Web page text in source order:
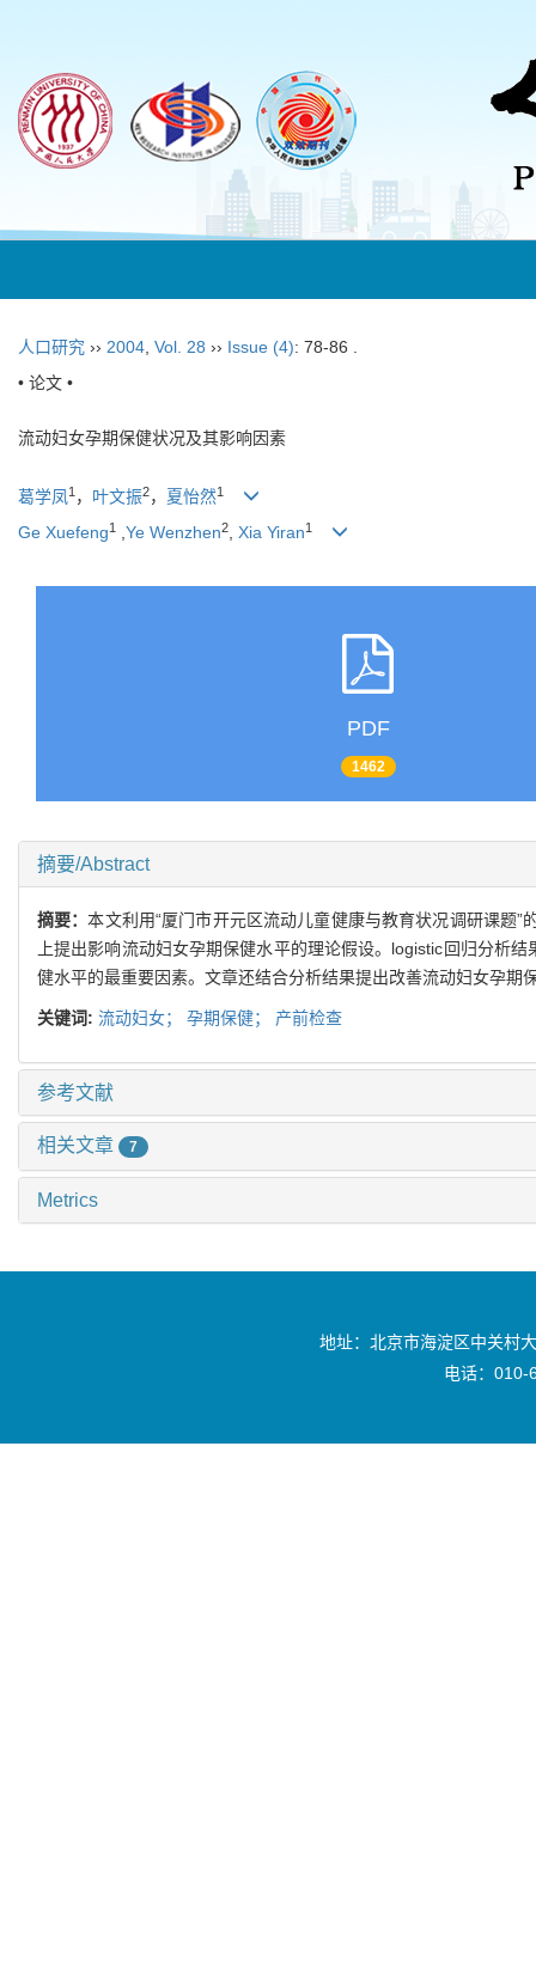
人口研究 ›› 2004 Vol. 28 ›› Issue (4): 78-86 .
• 论文 •
流动妇女孕期保健状况及其影响因素
葛学凤1 ， 叶文振2， 夏怡然1
Ge Xuefeng1 ,Ye Wenzhen2, Xia Yiran1
PDF
1462
摘要/Abstract
摘要：本文利用“厦门市开元区流动儿童健康与教育状况调研课题
上提出影响流动妇女孕期保健水平的理论假设。logistic回归分析
健水平的最重要因素。文章还结合分析结果提出改善流动妇女孕期
关键词: 流动妇女； 孕期保健； 产前检查
参考文献
相关文章 7
Metrics
地址：北京市海淀区中关村
电话：